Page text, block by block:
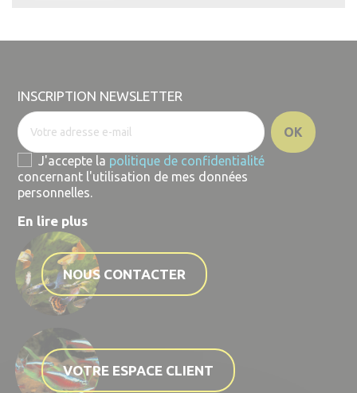
INSCRIPTION NEWSLETTER
J'accepte la politique de confidentialité
concernant l'utilisation de mes données
personnelles.
En lire plus
NOUS CONTACTER
VOTRE ESPACE CLIENT